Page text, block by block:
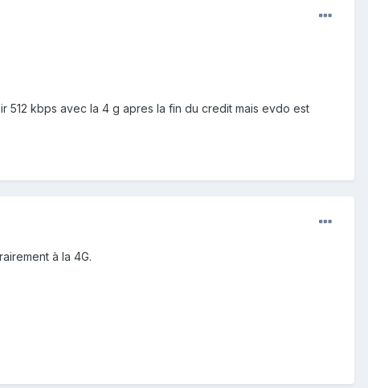
kbps avec la 4 g apres la fin du credit mais evdo est
à la 4G.